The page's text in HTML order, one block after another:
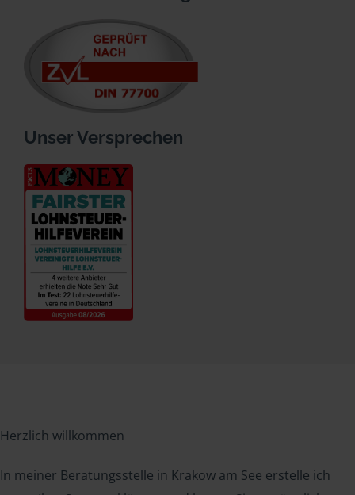
Unser Versprechen
Herzlich willkommen
In meiner Beratungsstelle in Krakow am See erstelle ich